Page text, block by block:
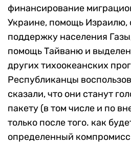
финансирование
Украине, помощь Израилю,
поддержку населения
помощь Тайваню и
других тихоокеанских
Республиканцы
сказали, что они станут
пакету (в том числе и по
только после того. как
определенный